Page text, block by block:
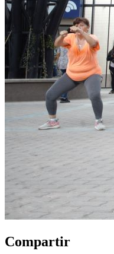
Compartir